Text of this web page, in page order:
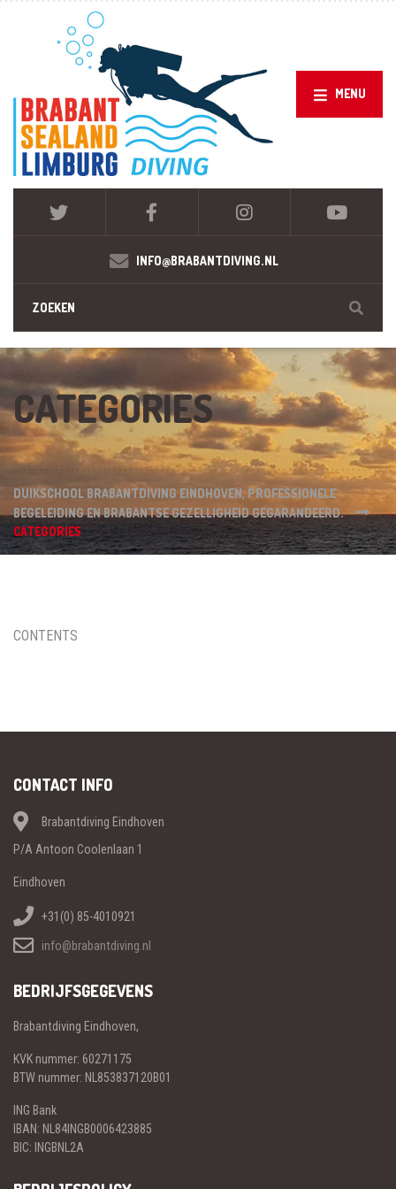
MENU
INFO@BRABANTDIVING.NL
CATEGORIES
DUIKSCHOOL BRABANTDIVING EINDHOVEN, PROFESSIONELE
BEGELEIDING EN BRABANTSE GEZELLIGHEID GEGARANDEERD.
CATEGORIES
CONTENTS
CONTACT INFO
Brabantdiving Eindhoven
P/A Antoon Coolenlaan 1
Eindhoven
+31(0) 85-4010921
info@brabantdiving.nl
BEDRIJFSGEGEVENS
Brabantdiving Eindhoven,
KVK nummer: 60271175
BTW nummer: NL853837120B01
ING Bank
IBAN: NL84INGB0006423885
BIC: INGBNL2A